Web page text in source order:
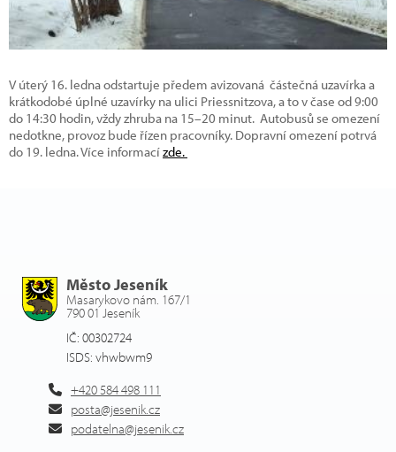
V úterý 16. ledna odstartuje předem avizovaná částečná uzavírka a
krátkodobé úplné uzavírky na ulici Priessnitzova, a to v čase od 9:00
do 14:30 hodin, vždy zhruba na 15–20 minut. Autobusů se omezení
nedotkne, provoz bude řízen pracovníky. Dopravní omezení potrvá
do 19. ledna. Více informacízde.
Město Jeseník
Masarykovo nám. 167/1
790 01 Jeseník
IČ: 00302724
ISDS: vhwbwm9
+420 584 498 111
posta@jesenik.cz
podatelna@jesenik.cz